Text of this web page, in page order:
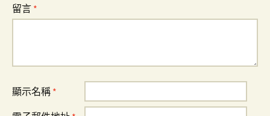
留言 *
顯示名稱 *